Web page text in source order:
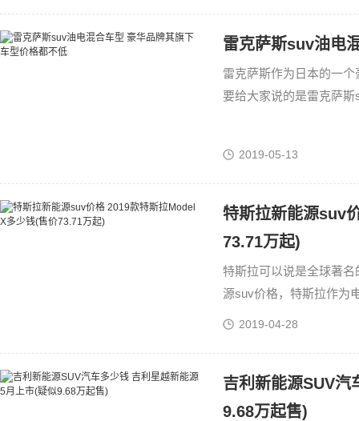
雷克萨斯suv油电
雷克萨斯作为日本的一
要给大家说的是雷克萨
2019-05-13
特斯拉新能源suv
73.71万起)
特斯拉可以说是全球著
源suv价格，特斯拉作为
到了565公里，可以说是
2019-04-28
吉利新能源SUV汽
9.68万起售)